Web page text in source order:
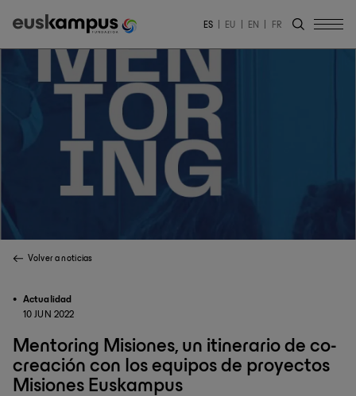
ES EU EN FR
Volver a noticias
Actualidad
10 JUN 2022
Mentoring Misiones, un itinerario de co-
creación con los equipos de proyectos
Misiones Euskampus